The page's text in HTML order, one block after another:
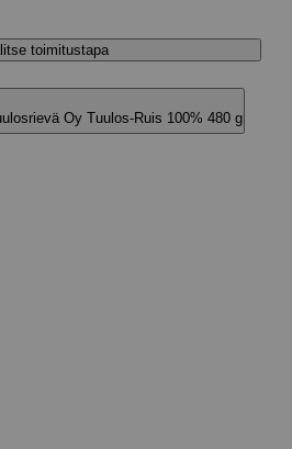
toimitustapa
Oy Tuulos-Ruis 100% 480 g